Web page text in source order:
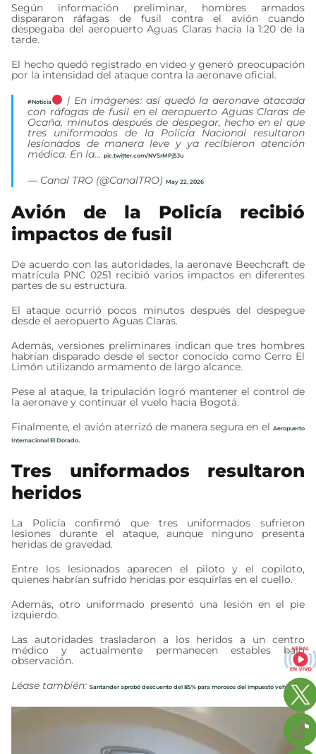
Según información preliminar, hombres armados
dispararon ráfagas de fusil contra el avión cuando
despegaba del aeropuerto Aguas Claras hacia la 1:20 de la
tarde.
El hecho quedó registrado en video y generó preocupación
por la intensidad del ataque contra la aeronave oficial.
#Noticia
| En imágenes: así quedó la aeronave atacada
con ráfagas de fusil en el aeropuerto Aguas Claras de
Ocaña, minutos después de despegar, hecho en el que
tres uniformados de la Policía Nacional resultaron
lesionados de manera leve y ya recibieron atención
médica. En la…pic.twitter.com/NVSrMPj5Ju
— Canal TRO (@CanalTRO)May 22, 2026
Avión de la Policía recibió
impactos de fusil
De acuerdo con las autoridades, la aeronave Beechcraft de
matrícula PNC 0251 recibió varios impactos en diferentes
partes de su estructura.
El ataque ocurrió pocos minutos después del despegue
desde el aeropuerto Aguas Claras.
Además, versiones preliminares indican que tres hombres
habrían disparado desde el sector conocido como Cerro El
Limón utilizando armamento de largo alcance.
Pese al ataque, la tripulación logró mantener el control de
la aeronave y continuar el vuelo hacia Bogotá.
Finalmente, el avión aterrizó de manera segura en el Aeropuerto
Internacional El Dorado.
Tres uniformados resultaron
heridos
La Policía confirmó que tres uniformados sufrieron
lesiones durante el ataque, aunque ninguno presenta
heridas de gravedad.
Entre los lesionados aparecen el piloto y el copiloto,
quienes habrían sufrido heridas por esquirlas en el cuello.
Además, otro uniformado presentó una lesión en el pie
izquierdo.
Las autoridades trasladaron a los heridos a un centro
médico y actualmente permanecen estables bajo
observación.
Léase también:Santander aprobó descuento del 85% para morosos del impuesto vehicular